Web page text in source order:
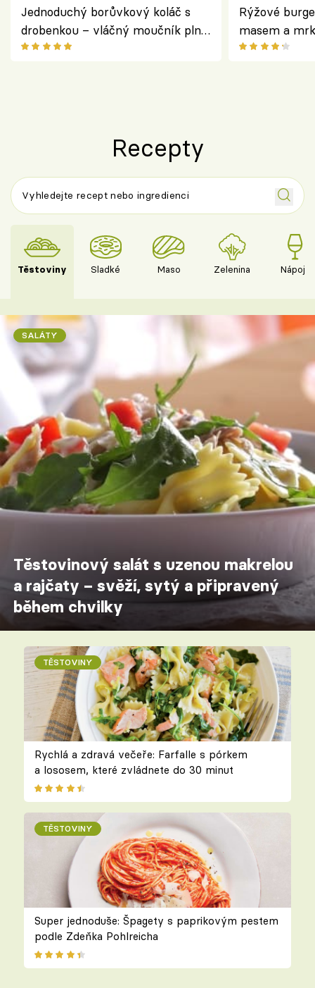
Jednoduchý borůvkový koláč s
drobenkou – vláčný moučník plný
ovoce
Rýžové
masem a
salátem –
Recepty
Těstoviny Sladké Maso Zelenina Nápoje
SALÁTY
Těstovinový salát s uzenou makrelou
a rajčaty – svěží, sytý a připravený
během chvilky
TĚSTOVINY
Rychlá a zdravá večeře: Farfalle s pórkem
a lososem, které zvládnete do 30 minut
TĚSTOVINY
Super jednoduše: Špagety s paprikovým pestem
podle Zdeňka Pohlreicha